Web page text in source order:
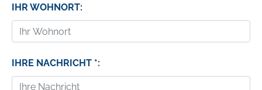
IHR WOHNORT:
IHRE NACHRICHT *: